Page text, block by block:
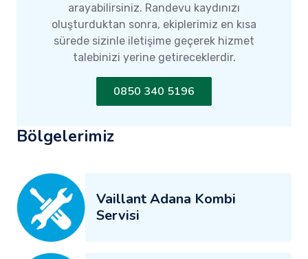
arayabilirsiniz. Randevu kaydınızı
oluşturduktan sonra, ekiplerimiz en kısa
sürede sizinle iletişime geçerek hizmet
talebinizi yerine getireceklerdir.
0850 340 5196
Bölgelerimiz
Vaillant Adana Kombi
Servisi